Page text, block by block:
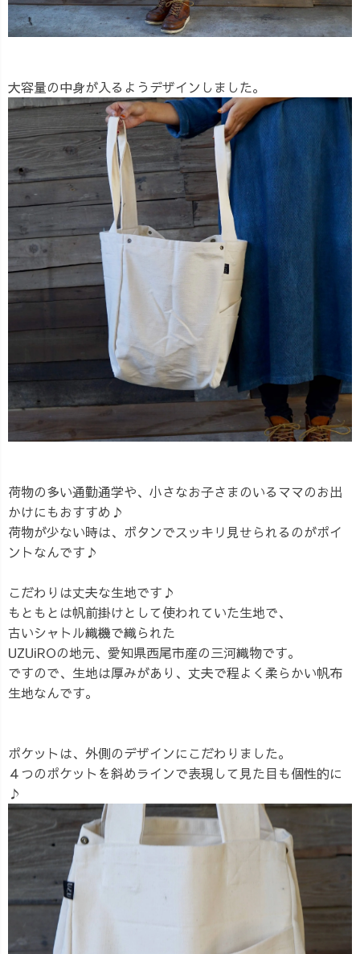
大容量の中身が入るようデザインしました。
荷物の多い通勤通学や、小さなお子さまのいるママのお出
かけにもおすすめ♪
荷物が少ない時は、ボタンでスッキリ見せられるのがポイ
ントなんです♪
こだわりは丈夫な生地です♪
もともとは帆前掛けとして使われていた生地で、
古いシャトル織機で織られた
UZUiROの地元、愛知県西尾市産の三河織物です。
ですので、生地は厚みがあり、丈夫で程よく柔らかい帆布
生地なんです。
ポケットは、外側のデザインにこだわりました。
４つのポケットを斜めラインで表現して見た目も個性的に
♪